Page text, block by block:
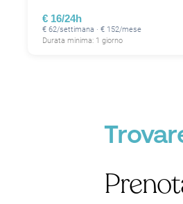
€ 16/24h
€ 62/settimana · € 152/mese
Durata minima: 1 giorno